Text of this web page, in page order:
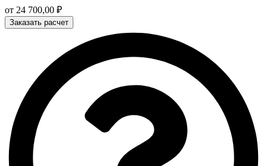
от 24 700,00 ₽
Заказать расчет